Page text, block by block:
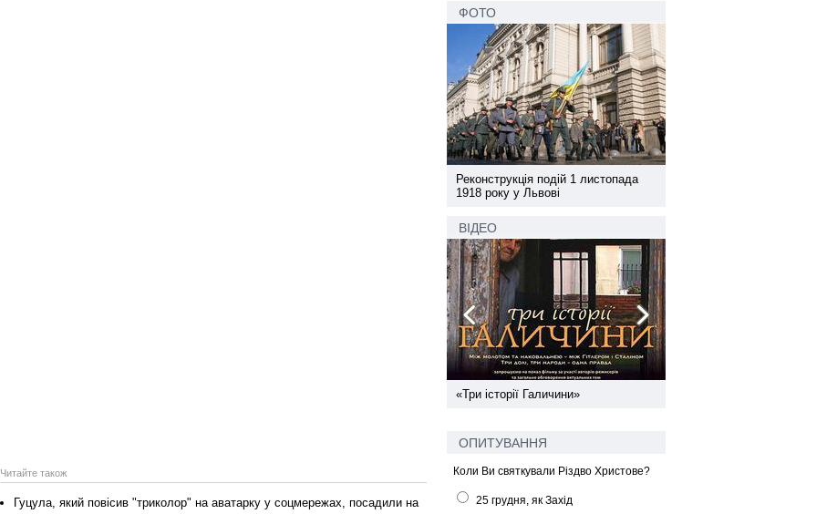
Читайте також
Гуцула, який повісив "триколор" на аватарку у соцмережах, посадили на
ФОТО
Реконструкція подій 1 листопада
1918 року у Львові
ВІДЕО
«Три історії Галичини»
ОПИТУВАННЯ
Коли Ви святкували Різдво Христове?
25 грудня, як Захід